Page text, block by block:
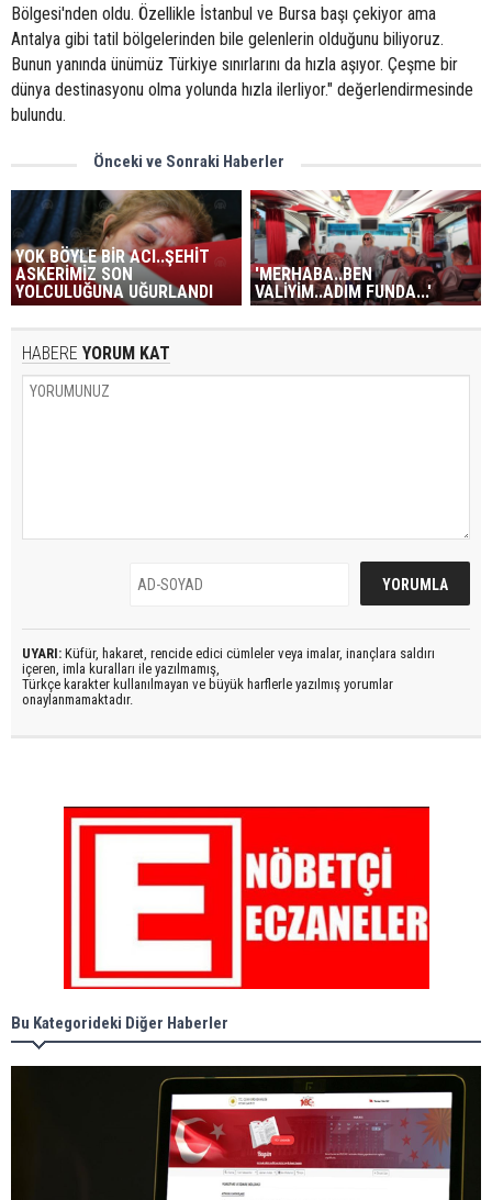
Bölgesi'nden oldu. Özellikle İstanbul ve Bursa başı çekiyor ama
Antalya gibi tatil bölgelerinden bile gelenlerin olduğunu biliyoruz.
Bunun yanında ünümüz Türkiye sınırlarını da hızla aşıyor. Çeşme bir
dünya destinasyonu olma yolunda hızla ilerliyor." değerlendirmesinde
bulundu.
Önceki ve Sonraki Haberler
YOK BÖYLE BİR ACI..ŞEHİT
ASKERİMİZ SON
YOLCULUĞUNA UĞURLANDI
'MERHABA..BEN
VALİYİM..ADIM FUNDA...'
HABERE YORUM KAT
UYARI: Küfür, hakaret, rencide edici cümleler veya imalar, inançlara saldırı
içeren, imla kuralları ile yazılmamış,
Türkçe karakter kullanılmayan ve büyük harflerle yazılmış yorumlar
onaylanmamaktadır.
Bu Kategorideki Diğer Haberler